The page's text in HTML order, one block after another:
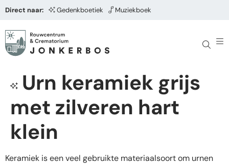
Direct naar: Gedenkboetiek Muziekboek
Urn keramiek grijs
met zilveren hart
klein
Keramiek is een veel gebruikte materiaalsoort om urnen